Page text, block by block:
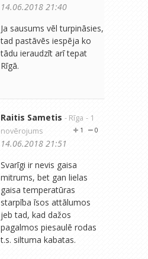
14.06.2018 21:40
Ja sausums vēl turpināsies,
tad pastāvēs iespēja ko
tādu ieraudzīt arī tepat
Rīgā.
Raitis Sametis - Rīga - 1
novērojums
0
1
14.06.2018 21:51
Svarīgi ir nevis gaisa
mitrums, bet gan lielas
gaisa temperatūras
starpība īsos attālumos
jeb tad, kad dažos
pagalmos piesaulē rodas
t.s. siltuma kabatas.